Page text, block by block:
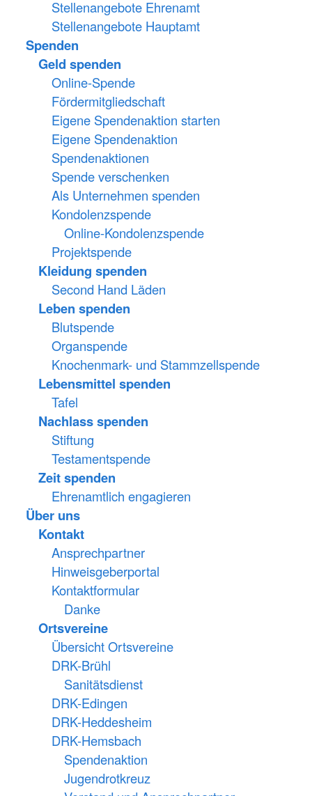
Stellenangebote Ehrenamt
Stellenangebote Hauptamt
Spenden
Geld spenden
Online-Spende
Fördermitgliedschaft
Eigene Spendenaktion starten
Eigene Spendenaktion
Spendenaktionen
Spende verschenken
Als Unternehmen spenden
Kondolenzspende
Online-Kondolenzspende
Projektspende
Kleidung spenden
Second Hand Läden
Leben spenden
Blutspende
Organspende
Knochenmark- und Stammzellspende
Lebensmittel spenden
Tafel
Nachlass spenden
Stiftung
Testamentspende
Zeit spenden
Ehrenamtlich engagieren
Über uns
Kontakt
Ansprechpartner
Hinweisgeberportal
Kontaktformular
Danke
Ortsvereine
Übersicht Ortsvereine
DRK-Brühl
Sanitätsdienst
DRK-Edingen
DRK-Heddesheim
DRK-Hemsbach
Spendenaktion
Jugendrotkreuz